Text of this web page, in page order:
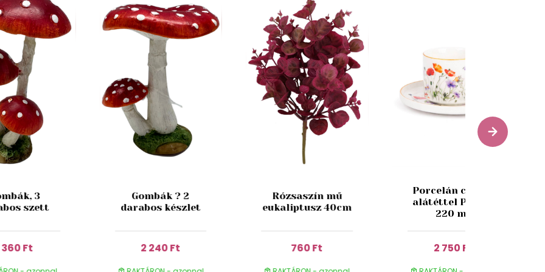
3
szett
360 Ft
Gombák ? 2
darabos készlet
2 240 Ft
Rózsaszín mű
eukaliptusz 40cm
760 Ft
Porcelán csésze
alátéttel Pipacs
220 ml
2 750 Ft